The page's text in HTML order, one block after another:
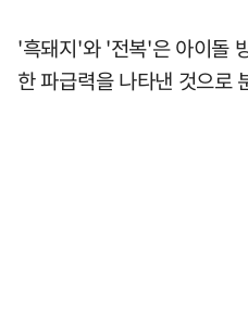
'흑돼지'와 '전복'은 아이돌
한 파급력을 나타낸 것으로